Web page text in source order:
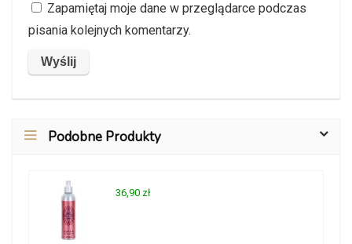
Zapamiętaj moje dane w przeglądarce podczas
pisania kolejnych komentarzy.
Podobne Produkty
36,90 zł